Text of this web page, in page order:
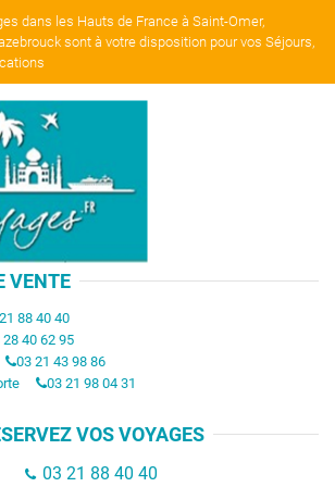
dans les Hauts de France à Saint-Omer,
sont à votre disposition pour vos Séjours,
VENTE
88 40 40
28 40 62 95
03 21 43 98 86
03 21 98 04 31
VOS VOYAGES
03 21 88 40 40